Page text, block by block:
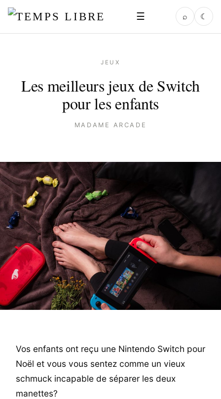
☰ ⌕ ☾
JEUX
Les meilleurs jeux de Switch
pour les enfants
MADAME ARCADE
Vos enfants ont reçu une Nintendo Switch pour
Noël et vous vous sentez comme un vieux
schmuck incapable de séparer les deux
manettes?